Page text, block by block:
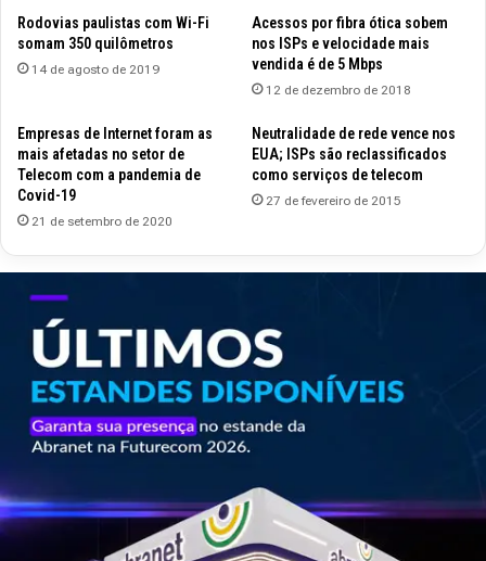
Rodovias paulistas com Wi-Fi
somam 350 quilômetros
14 de agosto de 2019
Acessos por fibra ótica sobem
nos ISPs e velocidade mais
vendida é de 5 Mbps
12 de dezembro de 2018
Empresas de Internet foram as
mais afetadas no setor de
Telecom com a pandemia de
Covid-19
21 de setembro de 2020
Neutralidade de rede vence nos
EUA; ISPs são reclassificados
como serviços de telecom
27 de fevereiro de 2015